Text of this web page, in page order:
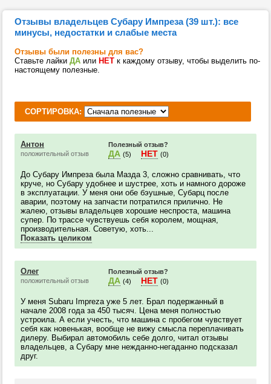
Отзывы владельцев Субару Импреза (39 шт.): все
минусы, недостатки и слабые места
Отзывы были полезны для вас?
Ставьте лайки ДА или НЕТ к каждому отзыву, чтобы выделить по-
настоящему полезные.
СОРТИРОВКА:
Антон
положительный отзыв
Полезный отзыв?
ДА (5) НЕТ (0)
До Субару Импреза была Мазда 3, сложно сравнивать, что
круче, но Субару удобнее и шустрее, хоть и намного дороже
в эксплуатации. У меня они обе бэушные, Субарц после
аварии, поэтому на запчасти потратился прилично. Не
жалею, отзывы владельцев хорошие неспроста, машина
супер. По трассе чувствуешь себя королем, мощная,
производительная. Советую, хоть...
Показать целиком
Олег
положительный отзыв
Полезный отзыв?
ДА (4) НЕТ (0)
У меня Subaru Impreza уже 5 лет. Брал подержанный в
начале 2008 года за 450 тысяч. Цена меня полностью
устроила. А если учесть, что машина с пробегом чувствует
себя как новенькая, вообще не вижу смысла переплачивать
дилеру. Выбирал автомобиль себе долго, читал отзывы
владельцев, а Субару мне нежданно-негаданно подсказал
друг.